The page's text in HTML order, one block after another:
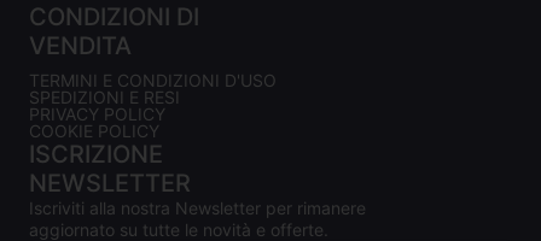
CONDIZIONI DI
VENDITA
TERMINI E CONDIZIONI D'USO
SPEDIZIONI E RESI
PRIVACY POLICY
COOKIE POLICY
ISCRIZIONE
NEWSLETTER
Iscriviti alla nostra Newsletter per rimanere
aggiornato su tutte le novità e offerte.